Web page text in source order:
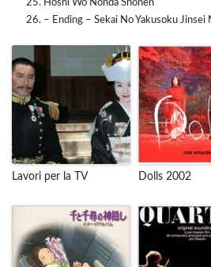
Hoshi Wo Nonda Shonen
– Ending – Sekai No Yakusoku
Lavori per la TV Dolls 2002